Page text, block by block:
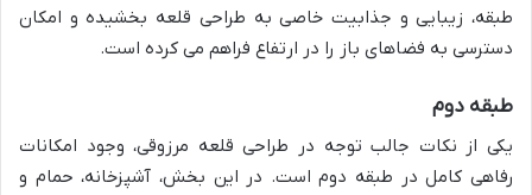
طبقه، زیبایی و جذابیت خاصی به طراحی قلعه بخشیده و امکان
دسترسی به فضاهای باز را در ارتفاع فراهم می کرده است.
طبقه دوم
یکی از نکات جالب توجه در طراحی قلعه مرزوقی، وجود امکانات
رفاهی کامل در طبقه دوم است. در این بخش، آشپزخانه، حمام و